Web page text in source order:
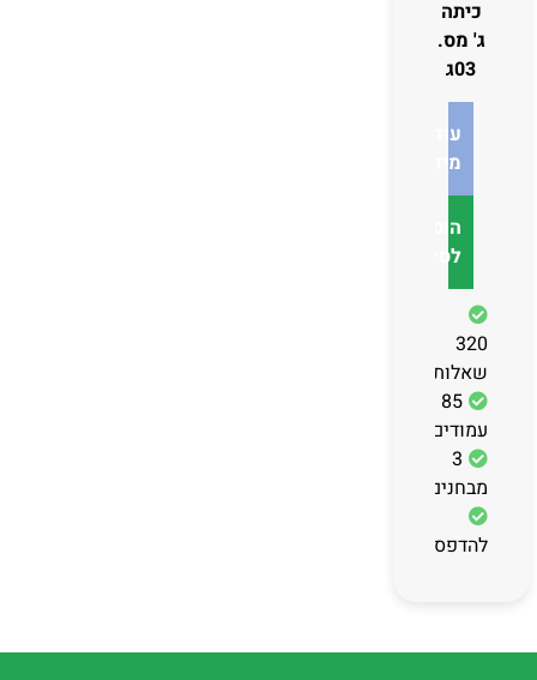
320
שאלות
85
עמודים
3
מבחנים
להדפסה
כיתה
ג' מס.
03ג
עוד
מידע
הוספה
לסל